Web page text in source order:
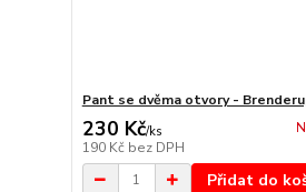
Pant se dvěma otvory -
230 Kč/ks
190 Kč bez DPH
Přidat do